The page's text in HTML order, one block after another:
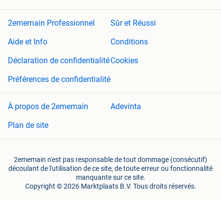
2ememain Professionnel
Sûr et Réussi
Aide et Info
Conditions
Déclaration de confidentialitéCookies
Préférences de confidentialité
À propos de 2ememain
Adevinta
Plan de site
2ememain n'est pas responsable de tout dommage (consécutif)
découlant de l'utilisation de ce site, de toute erreur ou fonctionnalité
manquante sur ce site.
Copyright © 2026 Marktplaats B.V. Tous droits réservés.